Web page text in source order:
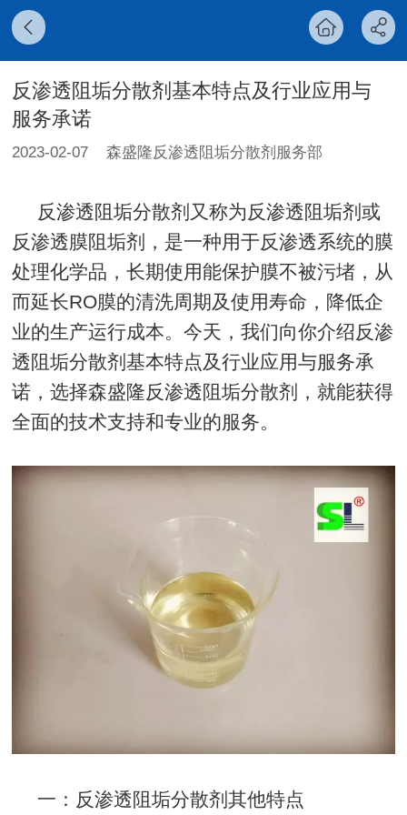
反渗透阻垢分散剂基本特点及行业应用与
服务承诺
2023-02-07 森盛隆反渗透阻垢分散剂服务部
反渗透阻垢分散剂又称为反渗透阻垢剂或
反渗透膜阻垢剂，是一种用于反渗透系统的膜
处理化学品，长期使用能保护膜不被污堵，从
而延长RO膜的清洗周期及使用寿命，降低企
业的生产运行成本。今天，我们向你介绍反渗
透阻垢分散剂基本特点及行业应用与服务承
诺，选择森盛隆反渗透阻垢分散剂，就能获得
全面的技术支持和专业的服务。
一：反渗透阻垢分散剂其他特点